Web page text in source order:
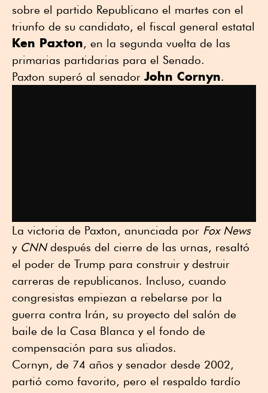
sobre el partido Republicano el martes con el
triunfo de su candidato, el fiscal general estatal
Ken Paxton, en la segunda vuelta de las
primarias partidarias para el Senado.
Paxton superó al senador John Cornyn.
La victoria de Paxton, anunciada por Fox News
y CNNdespués del cierre de las urnas, resaltó
el poder de Trump para construir y destruir
carreras de republicanos. Incluso, cuando
congresistas empiezan a rebelarse por la
guerra contra Irán, su proyecto del salón de
baile de la Casa Blanca y el fondo de
compensación para sus aliados.
Cornyn, de 74 años y senador desde 2002,
partió como favorito, pero el respaldo tardío